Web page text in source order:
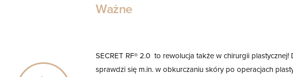
Ważne
SECRET RF® 2.0 to rewolucja także w chirurgii plastycznej!
sprawdzi się m.in. w obkurczaniu skóry po operacjach